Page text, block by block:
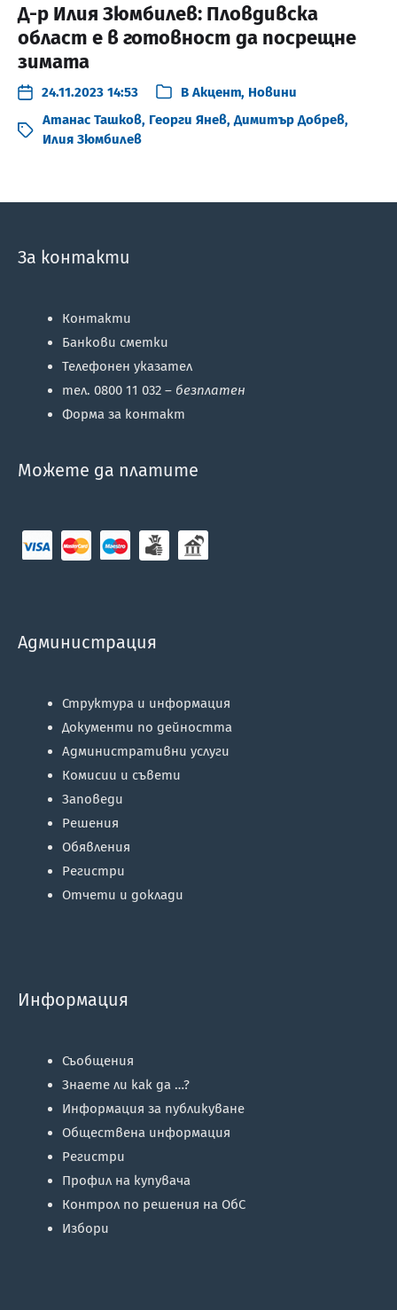
Д-р Илия Зюмбилев: Пловдивска
област е в готовност да посрещне
зимата
24.11.2023 14:53 В Акцент, Новини
Атанас Ташков, Георги Янев,Димитър Добрев,
Илия Зюмбилев
За контакти
Контакти
Банкови сметки
Телефонен указател
тел. 0800 11 032 – безплатен
Форма за контакт
Можете да платите
Администрация
Структура и информация
Документи по дейността
Административни услуги
Комисии и съвети
Заповеди
Решения
Обявления
Регистри
Отчети и доклади
Информация
Съобщения
Знаете ли как да …?
Информация за публикуване
Обществена информация
Регистри
Профил на купувача
Контрол по решения на ОбС
Избори